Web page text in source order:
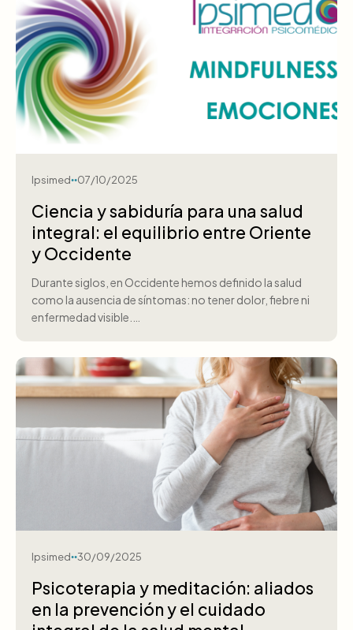
Ipsimed 07/10/2025
Ciencia y sabiduría para una salud
integral: el equilibrio entre Oriente
y Occidente
Durante siglos, en Occidente hemos definido la salud
como la ausencia de síntomas: no tener dolor, fiebre ni
enfermedad visible.…
Ipsimed 30/09/2025
Psicoterapia y meditación: aliados
en la prevención y el cuidado